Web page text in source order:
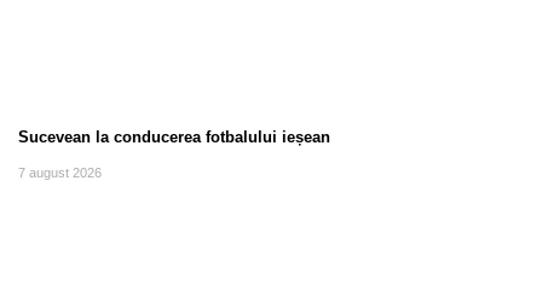
Sucevean la conducerea fotbalului ieșean
7 august 2026